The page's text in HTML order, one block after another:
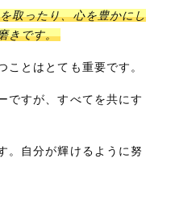
取ったり、心を豊かにし
きです。
ことはとても重要です。
ですが、すべてを共にす
。自分が輝けるように努